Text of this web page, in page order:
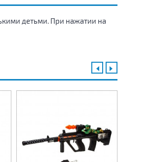
детьми. При нажатии на